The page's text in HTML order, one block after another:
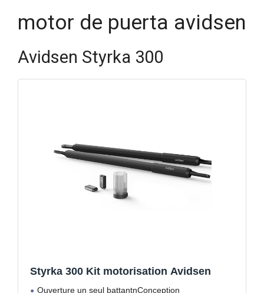
motor de puerta avidsen
Avidsen Styrka 300
Styrka 300 Kit motorisation Avidsen
Ouverture un seul battantnConception